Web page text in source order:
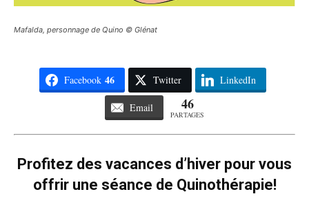
Mafalda, personnage de Quino © Glénat
Facebook 46 Twitter LinkedIn
Email 46
PARTAGES
Profitez des vacances d’hiver pour vous
offrir une séance de Quinothérapie!